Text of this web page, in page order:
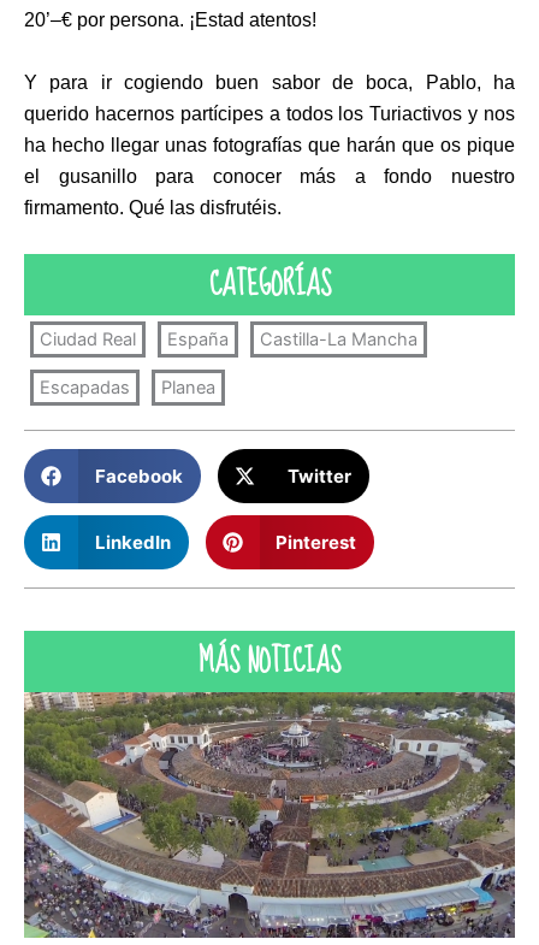
20’–€ por persona. ¡Estad atentos!
Y para ir cogiendo buen sabor de boca, Pablo, ha
querido hacernos partícipes a todos los Turiactivos y nos
ha hecho llegar unas fotografías que harán que os pique
el gusanillo para conocer más a fondo nuestro
firmamento. Qué las disfrutéis.
CATEGORÍAS
Ciudad Real España Castilla-La Mancha
Escapadas Planea
Facebook Twitter
LinkedIn Pinterest
MÁS NOTICIAS